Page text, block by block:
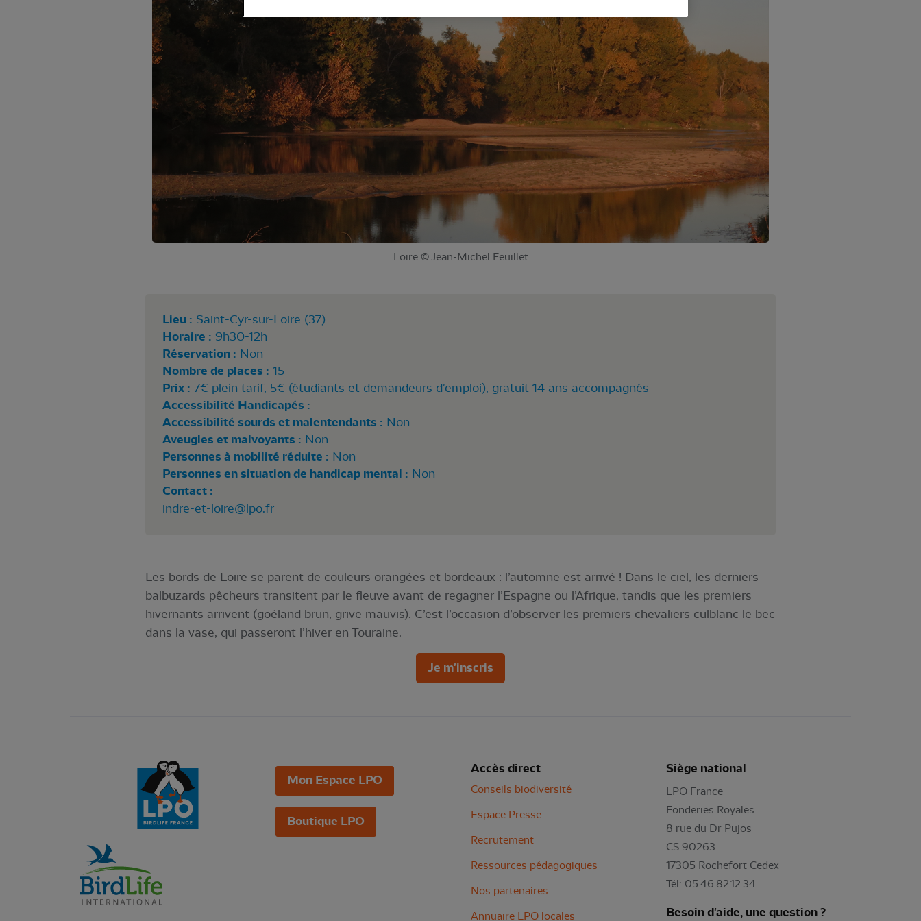
Loire © Jean-Michel Feuillet
Lieu : Saint-Cyr-sur-Loire (37)
Horaire : 9h30-12h
Réservation : Non
Nombre de places : 15
Prix : 7€ plein tarif, 5€ (étudiants et demandeurs d'emploi), gratuit 14 ans accompagnés
Accessibilité Handicapés :
Accessibilité sourds et malentendants : Non
Aveugles et malvoyants : Non
Personnes à mobilité réduite : Non
Personnes en situation de handicap mental : Non
Contact :
indre-et-loire@lpo.fr
Les bords de Loire se parent de couleurs orangées et bordeaux : l’automne est arrivé ! Dans le ciel, les derniers
balbuzards pêcheurs transitent par le fleuve avant de regagner l’Espagne ou l’Afrique, tandis que les premiers
hivernants arrivent (goéland brun, grive mauvis). C’est l’occasion d’observer les premiers chevaliers culblanc le bec
dans la vase, qui passeront l’hiver en Touraine.
Je m'inscris
Mon Espace LPO
Boutique LPO
Accès direct
Conseils biodiversité
Espace Presse
Recrutement
Ressources pédagogiques
Nos partenaires
Annuaire LPO locales
Siège national
LPO France
Fonderies Royales
8 rue du Dr Pujos
CS 90263
17305 Rochefort Cedex
Tél: 05.46.82.12.34
Besoin d'aide, une question ?